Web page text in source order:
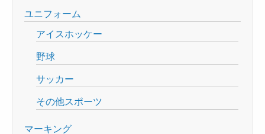
ユニフォーム
アイスホッケー
野球
サッカー
その他スポーツ
マーキング